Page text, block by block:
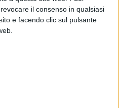
il consenso in qualsiasi
e facendo clic sul pulsante
autore di una doppietta.
è stato fissato per sabato 20